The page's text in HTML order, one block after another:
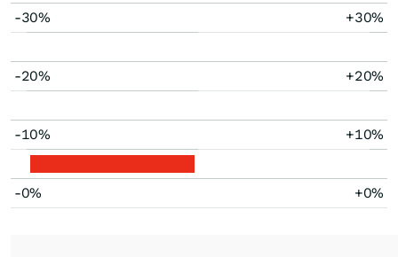
-30% +30%
-20% +20%
-10% +10%
-0% +0%